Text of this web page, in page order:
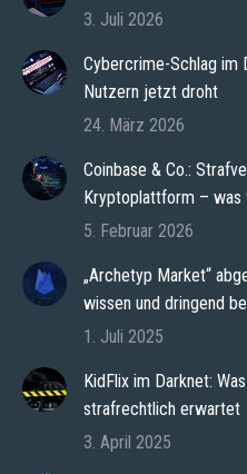
3. Juli 2026
Cybercrime-Schlag im
Nutzern jetzt droht
24. März 2026
Coinbase & Co.:
Kryptoplattform – was
5. Februar 2026
„Archetyp Market“
wissen und dringend
1. Juli 2025
KidFlix im Darknet:
strafrechtlich erwartet
3. April 2025